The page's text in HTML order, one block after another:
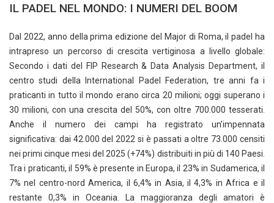
IL PADEL NEL MONDO: I NUMERI DEL BOOM
Dal 2022, anno della prima edizione del Major di Roma, il padel ha
intrapreso un percorso di crescita vertiginosa a livello globale:
Secondo i dati del FIP Research & Data Analysis Department, il
centro studi della International Padel Federation, tre anni fa i
praticanti in tutto il mondo erano circa 20 milioni; oggi superano i
30 milioni, con una crescita del 50%, con oltre 700.000 tesserati.
Anche il numero dei campi ha registrato un’impennata
significativa: dai 42.000 del 2022 si è passati a oltre 73.000 censiti
nei primi cinque mesi del 2025 (+74%) distribuiti in più di 140 Paesi.
Tra i praticanti, il 59% è presente in Europa, il 23% in Sudamerica, il
7% nel centro-nord America, il 6,4% in Asia, il 4,3% in Africa e il
restante 0,3% in Oceania. La maggioranza degli amatori è